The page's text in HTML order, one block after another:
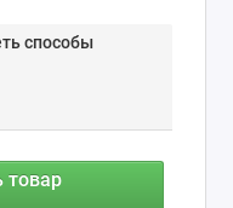
способы
товар